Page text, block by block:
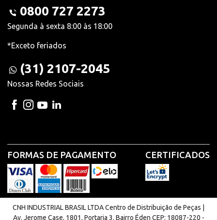
0800 727 2273
Segunda à sexta 8:00 às 18:00
*Exceto feriados
(31) 2107-2045
Nossas Redes Sociais
FORMAS DE PAGAMENTO CERTIFICADOS
CNH INDUSTRIAL BRASIL LTDA Centro de Distribuição de Peças |
Av. Jerome Case, 1801, Portaria 3. Bairro Éden CEP: 18087-220 -